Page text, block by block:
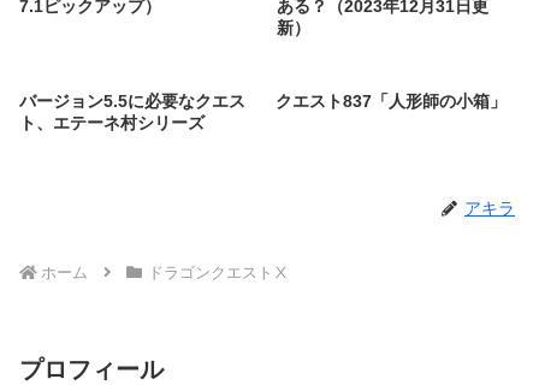
7.1ピックアップ）
ある？（2023年12月31日更
新）
バージョン5.5に必要なクエス
ト、エテーネ村シリーズ
クエスト837「人形師の小箱」
アキラ
ホーム ドラゴンクエストⅩ
プロフィール